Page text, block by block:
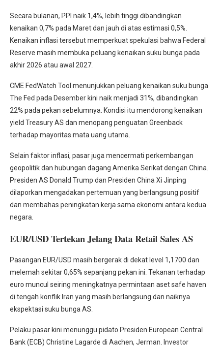
Secara bulanan, PPI naik 1,4%, lebih tinggi dibandingkan
kenaikan 0,7% pada Maret dan jauh di atas estimasi 0,5%.
Kenaikan inflasi tersebut memperkuat spekulasi bahwa Federal
Reserve masih membuka peluang kenaikan suku bunga pada
akhir 2026 atau awal 2027.
CME FedWatch Tool menunjukkan peluang kenaikan suku bunga
The Fed pada Desember kini naik menjadi 31%, dibandingkan
22% pada pekan sebelumnya. Kondisi itu mendorong kenaikan
yield Treasury AS dan menopang penguatan Greenback
terhadap mayoritas mata uang utama.
Selain faktor inflasi, pasar juga mencermati perkembangan
geopolitik dan hubungan dagang Amerika Serikat dengan China.
Presiden AS Donald Trump dan Presiden China Xi Jinping
dilaporkan mengadakan pertemuan yang berlangsung positif
dan membahas peningkatan kerja sama ekonomi antara kedua
negara.
EUR/USD Tertekan Jelang Data Retail Sales AS
Pasangan EUR/USD masih bergerak di dekat level 1,1700 dan
melemah sekitar 0,65% sepanjang pekan ini. Tekanan terhadap
euro muncul seiring meningkatnya permintaan aset safe haven
di tengah konflik Iran yang masih berlangsung dan naiknya
ekspektasi suku bunga AS.
Pelaku pasar kini menunggu pidato Presiden European Central
Bank (ECB) Christine Lagarde di Aachen, Jerman. Investor